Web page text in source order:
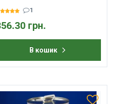
грн.
1
В кошик